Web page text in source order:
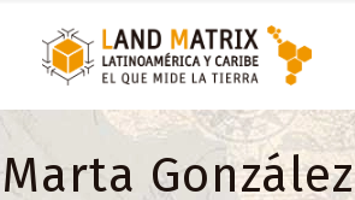
Marta González